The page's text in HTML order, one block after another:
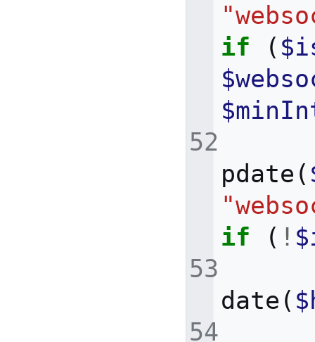
if
(
pdate (
if
( !
date (